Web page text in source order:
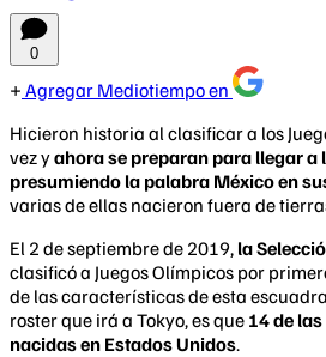
0
Agregar Mediotiempo en
Hicieron historia al clasificar a los
vez yahora se preparan para llegar a
presumiendo la palabra México en
varias de ellas nacieron fuera de
El 2 de septiembre de 2019, la
clasificó a Juegos Olímpicos por
de las características de esta
roster que irá a Tokyo, es que 14 de
nacidas en Estados Unidos.